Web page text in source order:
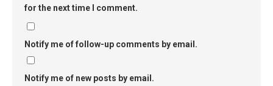
for the next time I comment.
Notify me of follow-up comments by email.
Notify me of new posts by email.